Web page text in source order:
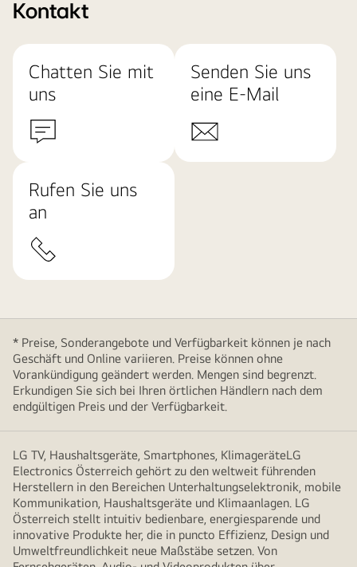
Kontakt
Chatten Sie mit
uns
Senden Sie uns
eine E-Mail
Rufen Sie uns
an
* Preise, Sonderangebote und Verfügbarkeit können je nach
Geschäft und Online variieren. Preise können ohne
Vorankündigung geändert werden. Mengen sind begrenzt.
Erkundigen Sie sich bei Ihren örtlichen Händlern nach dem
endgültigen Preis und der Verfügbarkeit.
LG TV, Haushaltsgeräte, Smartphones, KlimageräteLG
Electronics Österreich gehört zu den weltweit führenden
Herstellern in den Bereichen Unterhaltungselektronik, mobile
Kommunikation, Haushaltsgeräte und Klimaanlagen. LG
Österreich stellt intuitiv bedienbare, energiesparende und
innovative Produkte her, die in puncto Effizienz, Design und
Umweltfreundlichkeit neue Maßstäbe setzen. Von